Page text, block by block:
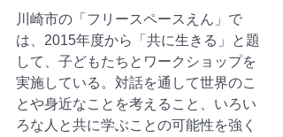
川崎市の「フリースペースえん」で
は、2015年度から「共に生きる」と題
して、子どもたちとワークショップを
実施している。対話を通して世界のこ
とや身近なことを考えること、いろい
ろな人と共に学ぶことの可能性を強く